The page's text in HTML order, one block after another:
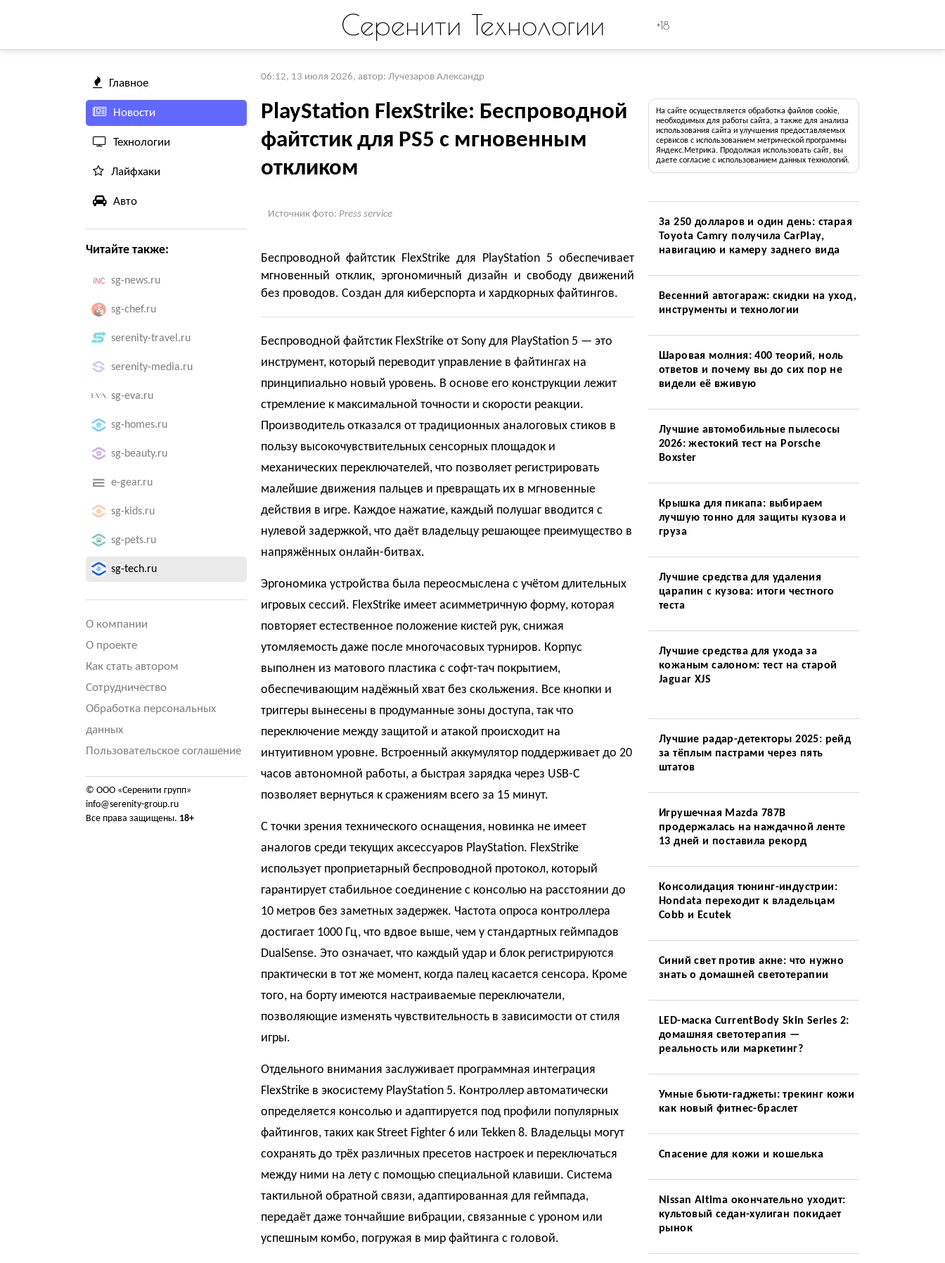
Серенити Технологии +18
Главное
Новости
Технологии
Лайфхаки
Авто
Читайте также:
sg-news.ru
sg-chef.ru
serenity-travel.ru
serenity-media.ru
sg-eva.ru
sg-homes.ru
sg-beauty.ru
e-gear.ru
sg-kids.ru
sg-pets.ru
sg-tech.ru
О компании
О проекте
Как стать автором
Сотрудничество
Обработка персональных
данных
Пользовательское соглашение
© ООО «Серенити групп»
info@serenity-group.ru
Все права защищены. 18+
06:12, 13 июля 2026, автор: Лучезаров Александр
PlayStation FlexStrike: Беспроводной
файтстик для PS5 с мгновенным
откликом
Источник фото: Press service
Беспроводной файтстик FlexStrike для PlayStation 5 обеспечивает
мгновенный отклик, эргономичный дизайн и свободу движений
без проводов. Создан для киберспорта и хардкорных файтингов.
Беспроводной файтстик FlexStrike от Sony для PlayStation 5 — это
инструмент, который переводит управление в файтингах на
принципиально новый уровень. В основе его конструкции лежит
стремление к максимальной точности и скорости реакции.
Производитель отказался от традиционных аналоговых стиков в
пользу высокочувствительных сенсорных площадок и
механических переключателей, что позволяет регистрировать
малейшие движения пальцев и превращать их в мгновенные
действия в игре. Каждое нажатие, каждый полушаг вводится с
нулевой задержкой, что даёт владельцу решающее преимущество в
напряжённых онлайн-битвах.
Эргономика устройства была переосмыслена с учётом длительных
игровых сессий. FlexStrike имеет асимметричную форму, которая
повторяет естественное положение кистей рук, снижая
утомляемость даже после многочасовых турниров. Корпус
выполнен из матового пластика с софт-тач покрытием,
обеспечивающим надёжный хват без скольжения. Все кнопки и
триггеры вынесены в продуманные зоны доступа, так что
переключение между защитой и атакой происходит на
интуитивном уровне. Встроенный аккумулятор поддерживает до 20
часов автономной работы, а быстрая зарядка через USB-C
позволяет вернуться к сражениям всего за 15 минут.
С точки зрения технического оснащения, новинка не имеет
аналогов среди текущих аксессуаров PlayStation. FlexStrike
использует проприетарный беспроводной протокол, который
гарантирует стабильное соединение с консолью на расстоянии до
10 метров без заметных задержек. Частота опроса контроллера
достигает 1000 Гц, что вдвое выше, чем у стандартных геймпадов
DualSense. Это означает, что каждый удар и блок регистрируются
практически в тот же момент, когда палец касается сенсора. Кроме
того, на борту имеются настраиваемые переключатели,
позволяющие изменять чувствительность в зависимости от стиля
игры.
Отдельного внимания заслуживает программная интеграция
FlexStrike в экосистему PlayStation 5. Контроллер автоматически
определяется консолью и адаптируется под профили популярных
файтингов, таких как Street Fighter 6 или Tekken 8. Владельцы могут
сохранять до трёх различных пресетов настроек и переключаться
между ними на лету с помощью специальной клавиши. Система
тактильной обратной связи, адаптированная для геймпада,
передаёт даже тончайшие вибрации, связанные с уроном или
успешным комбо, погружая в мир файтинга с головой.
На сайте осуществляется обработка файлов cookie,
необходимых для работы сайта, а также для анализа
использования сайта и улучшения предоставляемых
сервисов с использованием метрической программы
Яндекс.Метрика. Продолжая использовать сайт, вы
даете согласие с использованием данных технологий.
За 250 долларов и один день: старая
Toyota Camry получила CarPlay,
навигацию и камеру заднего вида
Весенний автогараж: скидки на уход,
инструменты и технологии
Шаровая молния: 400 теорий, ноль
ответов и почему вы до сих пор не
видели её вживую
Лучшие автомобильные пылесосы
2026: жестокий тест на Porsche
Boxster
Крышка для пикапа: выбираем
лучшую тонно для защиты кузова и
груза
Лучшие средства для удаления
царапин с кузова: итоги честного
теста
Лучшие средства для ухода за
кожаным салоном: тест на старой
Jaguar XJS
Лучшие радар-детекторы 2025: рейд
за тёплым пастрами через пять
штатов
Игрушечная Mazda 787B
продержалась на наждачной ленте
13 дней и поставила рекорд
Консолидация тюнинг-индустрии:
Hondata переходит к владельцам
Cobb и Ecutek
Синий свет против акне: что нужно
знать о домашней светотерапии
LED-маска CurrentBody Skin Series 2:
домашняя светотерапия —
реальность или маркетинг?
Умные бьюти-гаджеты: трекинг кожи
как новый фитнес-браслет
Спасение для кожи и кошелька
Nissan Altima окончательно уходит:
культовый седан-хулиган покидает
рынок